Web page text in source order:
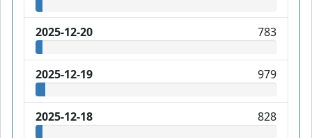
2025-12-20 783
2025-12-19 979
2025-12-18 828